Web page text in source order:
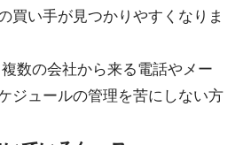
買い手が見つかりやすくなりま
複数の会社から来る電話やメー
ジュールの管理を苦にしない方